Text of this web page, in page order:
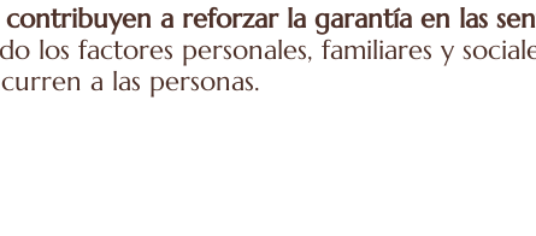
contribuyen a reforzar la garantía en las
los factores personales, familiares y
a las personas.